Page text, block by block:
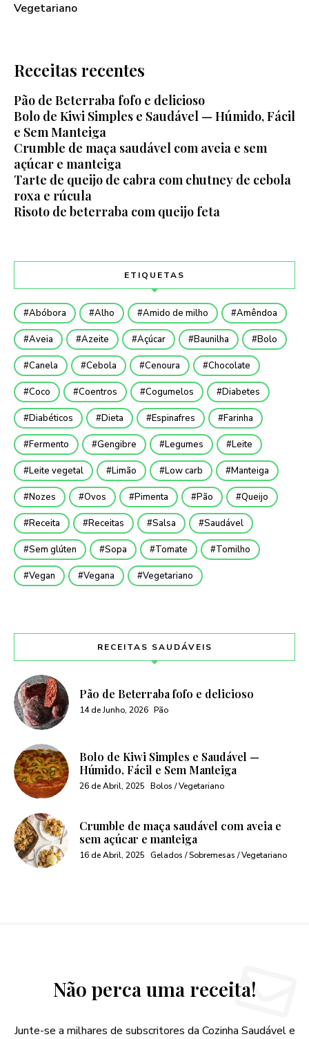
Vegetariano
Receitas recentes
Pão de Beterraba fofo e delicioso
Bolo de Kiwi Simples e Saudável — Húmido, Fácil
e Sem Manteiga
Crumble de maça saudável com aveia e sem
açúcar e manteiga
Tarte de queijo de cabra com chutney de cebola
roxa e rúcula
Risoto de beterraba com queijo feta
ETIQUETAS
Abóbora Alho Amido de milho Amêndoa
Aveia Azeite Açúcar Baunilha Bolo
Canela Cebola Cenoura Chocolate
Coco Coentros Cogumelos Diabetes
Diabéticos Dieta Espinafres Farinha
Fermento Gengibre Legumes Leite
Leite vegetal Limão Low carb Manteiga
Nozes Ovos Pimenta Pão Queijo
Receita Receitas Salsa Saudável
Sem glúten Sopa Tomate Tomilho
Vegan Vegana Vegetariano
RECEITAS SAUDÁVEIS
Pão de Beterraba fofo e delicioso
14 de Junho, 2026 Pão
Bolo de Kiwi Simples e Saudável —
Húmido, Fácil e Sem Manteiga
26 de Abril, 2025 Bolos / Vegetariano
Crumble de maça saudável com aveia e
sem açúcar e manteiga
16 de Abril, 2025 Gelados / Sobremesas / Vegetariano
Não perca uma receita!
Junte-se a milhares de subscritores da Cozinha Saudável e